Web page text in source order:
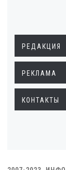
РЕДАКЦИЯ
РЕКЛАМА
КОНТАКТЫ